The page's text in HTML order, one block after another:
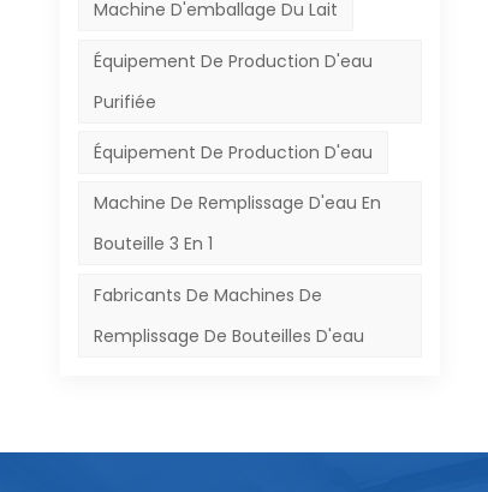
Machine D'emballage Du Lait
Équipement De Production D'eau
Purifiée
Équipement De Production D'eau
Machine De Remplissage D'eau En
Bouteille 3 En 1
Fabricants De Machines De
Remplissage De Bouteilles D'eau